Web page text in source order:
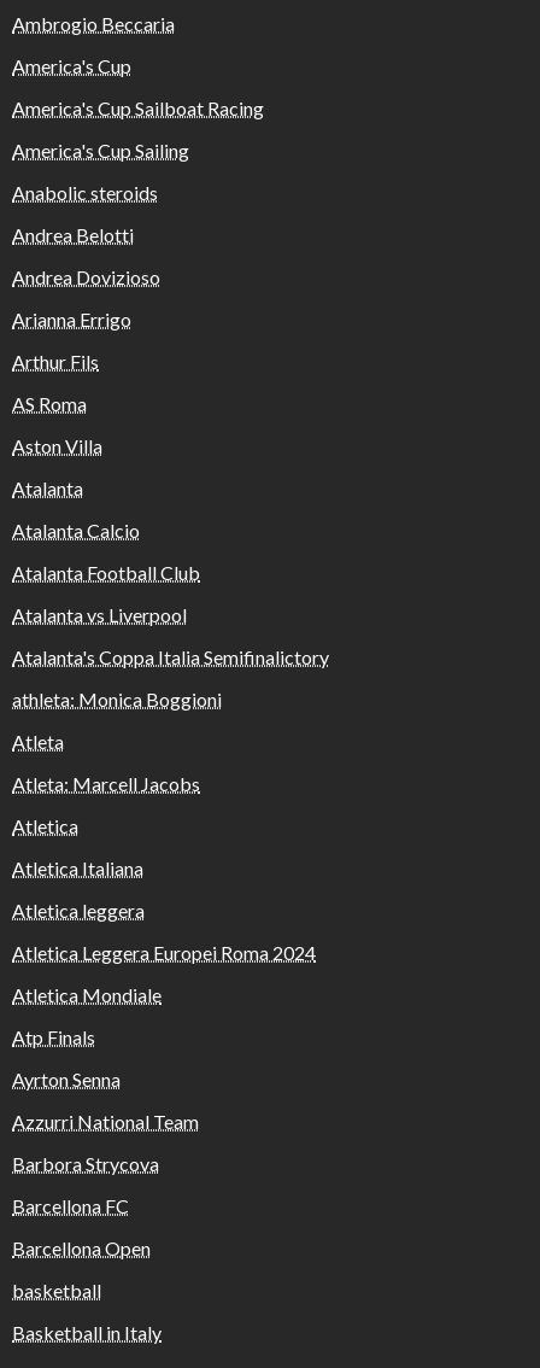
Ambrogio Beccaria
America's Cup
America's Cup Sailboat Racing
America's Cup Sailing
Anabolic steroids
Andrea Belotti
Andrea Dovizioso
Arianna Errigo
Arthur Fils
AS Roma
Aston Villa
Atalanta
Atalanta Calcio
Atalanta Football Club
Atalanta vs Liverpool
Atalanta's Coppa Italia Semifinalictory
athleta: Monica Boggioni
Atleta
Atleta: Marcell Jacobs
Atletica
Atletica Italiana
Atletica leggera
Atletica Leggera Europei Roma 2024
Atletica Mondiale
Atp Finals
Ayrton Senna
Azzurri National Team
Barbora Strycova
Barcellona FC
Barcellona Open
basketball
Basketball in Italy